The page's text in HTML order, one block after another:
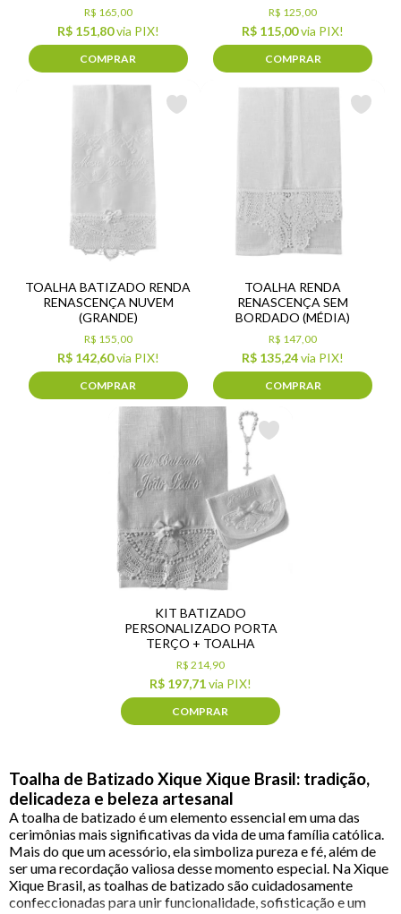
R$ 151,80via PIX!
R$ 165,00
COMPRAR
R$ 115,00via PIX!
R$ 125,00
COMPRAR
TOALHA BATIZADO RENDA
RENASCENÇA NUVEM
(GRANDE)
R$ 142,60via PIX!
R$ 155,00
COMPRAR
TOALHA RENDA
RENASCENÇA SEM
BORDADO (MÉDIA)
R$ 135,24via PIX!
R$ 147,00
COMPRAR
KIT BATIZADO
PERSONALIZADO PORTA
TERÇO + TOALHA
R$ 197,71via PIX!
R$ 214,90
COMPRAR
Toalha de Batizado Xique Xique Brasil: tradição,
delicadeza e beleza artesanal
A toalha de batizado é um elemento essencial em uma das
cerimônias mais significativas da vida de uma família católica.
Mais do que um acessório, ela simboliza pureza e fé, além de
ser uma recordação valiosa desse momento especial. Na Xique
Xique Brasil, as toalhas de batizado são cuidadosamente
confeccionadas para unir funcionalidade, sofisticação e um